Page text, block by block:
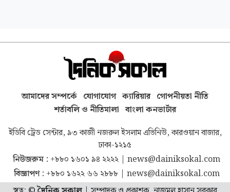
আমাদের সম্পর্কে যোগাযোগ ক্যারিয়ার গোপনীয়তা নীতি
শর্তাবলি ও নীতিমালা বাংলা কনভার্টার
ইডিবি ট্রেড সেন্টার, ৯৩ কাজী নজরুল ইসলাম এভিনিউ, কারওয়ান বাজার,
ঢাকা-১২১৫
নিউজরুম : +৮৮০ ১৬০১ ৯৪ ২২২২| news@dainiksokal.com
বিজ্ঞাপণ : +৮৮০ ১৬২২ ৬৬ ২৮৮৮| news@dainiksokal.com